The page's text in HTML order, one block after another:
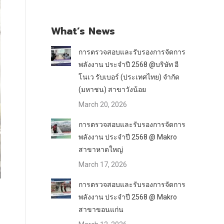
What’s News
การตรวจสอบและรับรองการจัดการ
พลังงาน ประจำปี 2568 @บริษัท อี
โนเว รับเบอร์ (ประเทศไทย) จำกัด
(มหาชน) สาขาวังน้อย
March 20, 2026
การตรวจสอบและรับรองการจัดการ
พลังงาน ประจำปี 2568 @ Makro
สาขาหาดใหญ่
March 17, 2026
การตรวจสอบและรับรองการจัดการ
พลังงาน ประจำปี 2568 @ Makro
สาขาขอนแก่น